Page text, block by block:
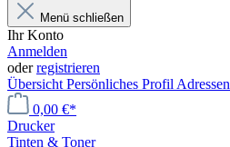
Menü schließen
Ihr Konto
Anmelden
oderregistrieren
Übersicht Persönliches Profil Adressen
0,00 €*
Drucker
Tinten & Toner